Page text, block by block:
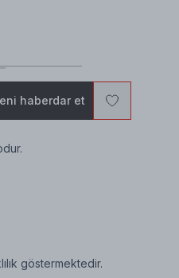
haberdar et
göstermektedir.